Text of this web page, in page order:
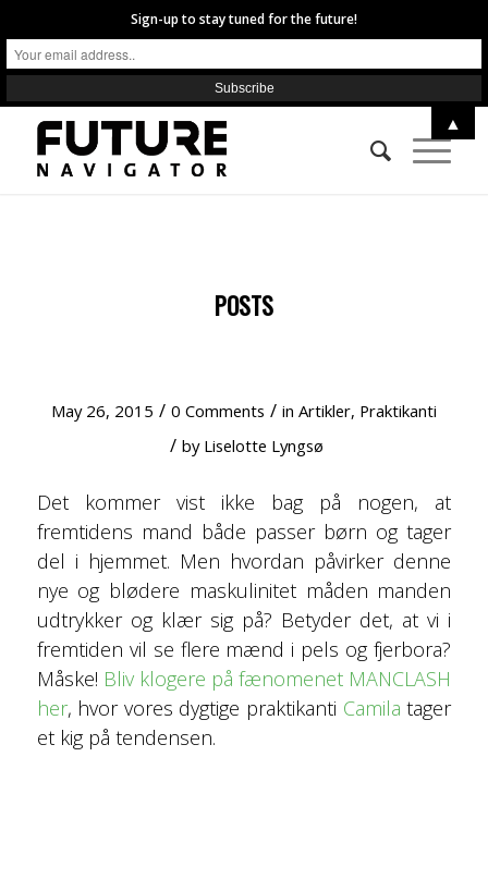
POSTS
May 26, 2015 / 0 Comments / in Artikler, Praktikanti
/ by Liselotte Lyngsø
Det kommer vist ikke bag på nogen, at
fremtidens mand både passer børn og tager
del i hjemmet. Men hvordan påvirker denne
nye og blødere maskulinitet måden manden
udtrykker og klær sig på? Betyder det, at vi i
fremtiden vil se flere mænd i pels og fjerbora?
Måske! Bliv klogere på fænomenet MANCLASH
her, hvor vores dygtige praktikanti Camilatager
et kig på tendensen.
Sign-up to stay tuned for the future!
▲